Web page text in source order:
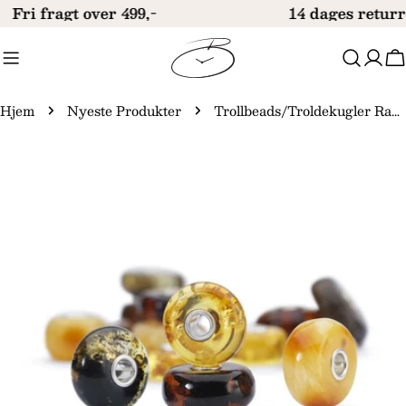
Gå
indhold
Fri fragt over 499,- 14 dages
Hjem Nyeste Produkter Trollbeads/Troldekugler Ravbundt TAMBE-00002
medie 0 i modal